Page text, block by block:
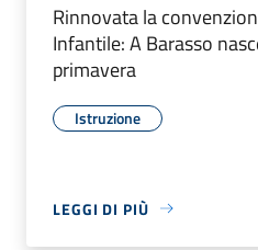
Rinnovata la
Infantile: A Barasso
primavera
Istruzione
LEGGI DI PIÙ